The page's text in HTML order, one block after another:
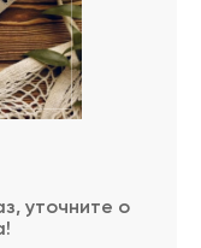
уточните о